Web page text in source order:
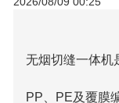
无烟切缝一体机
PP、PE及覆膜